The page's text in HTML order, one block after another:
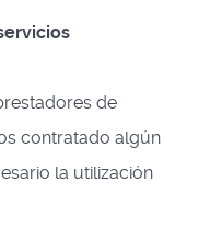
de
contratado algún
la utilización